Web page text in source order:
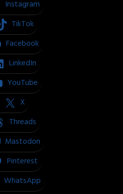
Instagram
TikTok
Facebook
LinkedIn
YouTube
X
Threads
Mastodon
Pinterest
WhatsApp